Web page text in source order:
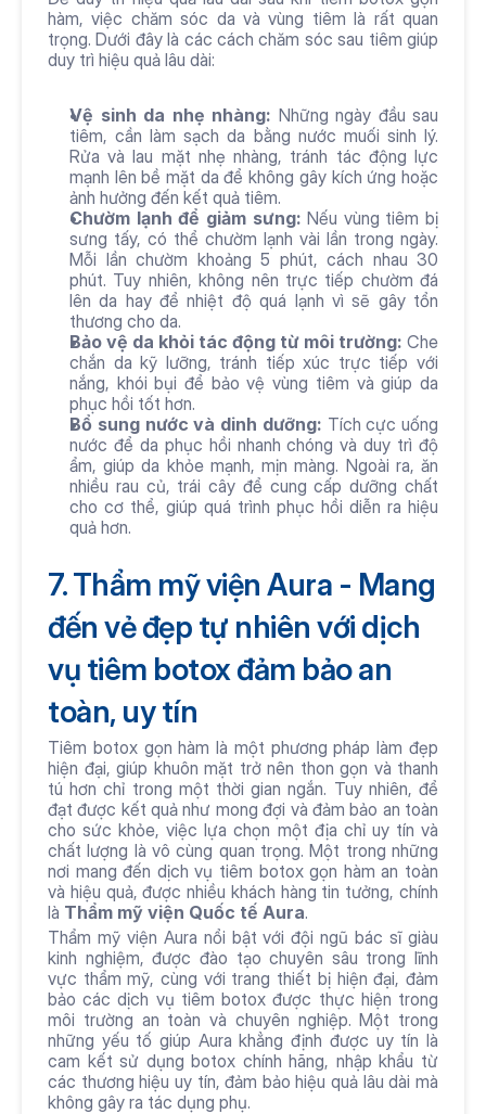
hàm, việc chăm sóc da và vùng tiêm là rất quan
trọng. Dưới đây là các cách chăm sóc sau tiêm giúp
duy trì hiệu quả lâu dài:
Vệ sinh da nhẹ nhàng: Những ngày đầu sau
tiêm, cần làm sạch da bằng nước muối sinh lý.
Rửa và lau mặt nhẹ nhàng, tránh tác động lực
mạnh lên bề mặt da để không gây kích ứng hoặc
ảnh hưởng đến kết quả tiêm.
Chườm lạnh để giảm sưng: Nếu vùng tiêm bị
sưng tấy, có thể chườm lạnh vài lần trong ngày.
Mỗi lần chườm khoảng 5 phút, cách nhau 30
phút. Tuy nhiên, không nên trực tiếp chườm đá
lên da hay để nhiệt độ quá lạnh vì sẽ gây tổn
thương cho da.
Bảo vệ da khỏi tác động từ môi trường: Che
chắn da kỹ lưỡng, tránh tiếp xúc trực tiếp với
nắng, khói bụi để bảo vệ vùng tiêm và giúp da
phục hồi tốt hơn.
Bổ sung nước và dinh dưỡng: Tích cực uống
nước để da phục hồi nhanh chóng và duy trì độ
ẩm, giúp da khỏe mạnh, mịn màng. Ngoài ra, ăn
nhiều rau củ, trái cây để cung cấp dưỡng chất
cho cơ thể, giúp quá trình phục hồi diễn ra hiệu
quả hơn.
7. Thẩm mỹ viện Aura - Mang
đến vẻ đẹp tự nhiên với dịch
vụ tiêm botox đảm bảo an
toàn, uy tín
Tiêm botox gọn hàm là một phương pháp làm đẹp
hiện đại, giúp khuôn mặt trở nên thon gọn và thanh
tú hơn chỉ trong một thời gian ngắn. Tuy nhiên, để
đạt được kết quả như mong đợi và đảm bảo an toàn
cho sức khỏe, việc lựa chọn một địa chỉ uy tín và
chất lượng là vô cùng quan trọng. Một trong những
nơi mang đến dịch vụ tiêm botox gọn hàm an toàn
và hiệu quả, được nhiều khách hàng tin tưởng, chính
là Thẩm mỹ viện Quốc tế Aura.
Thẩm mỹ viện Aura nổi bật với đội ngũ bác sĩ giàu
kinh nghiệm, được đào tạo chuyên sâu trong lĩnh
vực thẩm mỹ, cùng với trang thiết bị hiện đại, đảm
bảo các dịch vụ tiêm botox được thực hiện trong
môi trường an toàn và chuyên nghiệp. Một trong
những yếu tố giúp Aura khẳng định được uy tín là
cam kết sử dụng botox chính hãng, nhập khẩu từ
các thương hiệu uy tín, đảm bảo hiệu quả lâu dài mà
không gây ra tác dụng phụ.